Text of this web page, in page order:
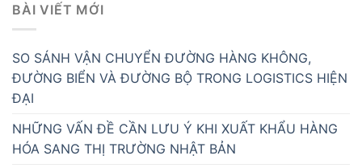
BÀI VIẾT MỚI
SO SÁNH VẬN CHUYỂN ĐƯỜNG HÀNG KHÔNG,
ĐƯỜNG BIỂN VÀ ĐƯỜNG BỘ TRONG LOGISTICS HIỆN
ĐẠI
NHỮNG VẤN ĐỀ CẦN LƯU Ý KHI XUẤT KHẨU HÀNG
HÓA SANG THỊ TRƯỜNG NHẬT BẢN